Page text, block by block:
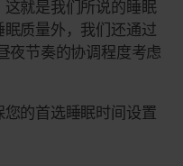
这就是我们所说的睡眠
质量外，我们还通过
夜节奏的协调程度考虑
您的 首选睡眠时间 设置